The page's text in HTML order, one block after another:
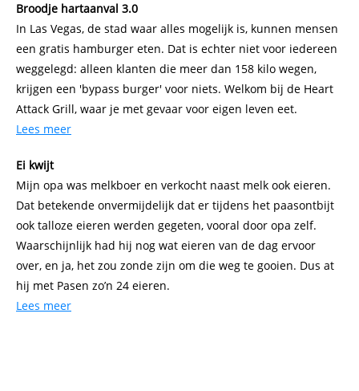
Broodje hartaanval 3.0
In Las Vegas, de stad waar alles mogelijk is, kunnen mensen
een gratis hamburger eten. Dat is echter niet voor iedereen
weggelegd: alleen klanten die meer dan 158 kilo wegen,
krijgen een 'bypass burger' voor niets. Welkom bij de Heart
Attack Grill, waar je met gevaar voor eigen leven eet.
Lees meer
Ei kwijt
Mijn opa was melkboer en verkocht naast melk ook eieren.
Dat betekende onvermijdelijk dat er tijdens het paasontbijt
ook talloze eieren werden gegeten, vooral door opa zelf.
Waarschijnlijk had hij nog wat eieren van de dag ervoor
over, en ja, het zou zonde zijn om die weg te gooien. Dus at
hij met Pasen zo’n 24 eieren.
Lees meer